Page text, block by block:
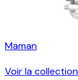
Maman
Voir la collection